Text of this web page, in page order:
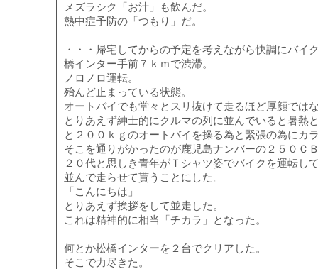
メズラシク「お汁」も飲んだ。
熱中症予防の「つもり」だ。
・・・帰宅してからの予定を考えながら快調にバイ
橋インター手前７ｋｍで渋滞。
ノロノロ運転。
殆んど止まっている状態。
オートバイでも堂々とスリ抜けて走るほど厚顔では
とりあえず紳士的にクルマの列に並んでいると暑熱
と２００ｋｇのオートバイを操る為と緊張の為にカ
そこを通りがかったのが鹿児島ナンバーの２５０Ｃ
２０代と思しき青年がＴシャツ姿でバイクを運転し
並んで走らせて貰うことにした。
「こんにちは」
とりあえず挨拶をして並走した。
これは精神的に相当「チカラ」となった。
何とか松橋インターを２台でクリアした。
そこで力尽きた。